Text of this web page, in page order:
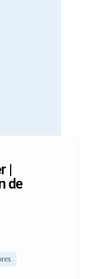
|
de